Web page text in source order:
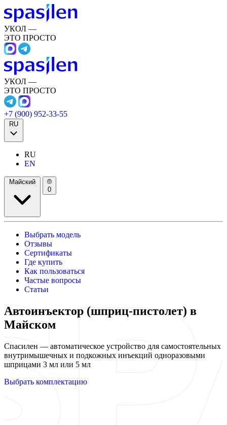
УКОЛ —
ЭТО ПРОСТО
УКОЛ —
ЭТО ПРОСТО
+7 (900) 952-33-55
RU
RU
EN
Майский
0
Выбрать модель
Отзывы
Сертификаты
Где купить
Как пользоваться
Частые вопросы
Статьи
Автоинъектор (шприц-пистолет) в
Майском
Спасилен — автоматическое устройство для самостоятельных
внутримышечных и подкожных инъекций одноразовыми
шприцами 3 мл или 5 мл
Выбрать комплектацию